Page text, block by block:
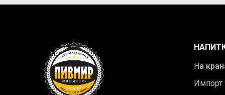
На
Импорт